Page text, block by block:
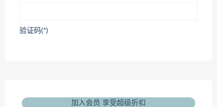
验证码(*)
加入会员 享受超级折扣